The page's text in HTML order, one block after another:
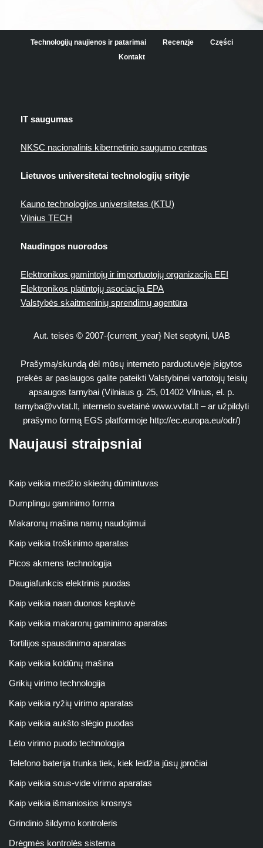
Technologijų naujienos ir patarimai Recenzje
Części
Kontakt
IT saugumas
NKSC nacionalinis kibernetinio saugumo centras
Lietuvos universitetai technologijų srityje
Kauno technologijos universitetas (KTU)
Vilnius TECH
Naudingos nuorodos
Elektronikos gamintojų ir importuotojų organizacija EEI
Elektronikos platintojų asociacija EPA
Valstybės skaitmeninių sprendimų agentūra
Aut. teisės © 2007-{current_year} Net septyni, UAB
Prašymą/skundą dėl mūsų interneto parduotuvėje įsigytos
prekės ar paslaugos galite pateikti Valstybinei vartotojų teisių
apsaugos tarnybai (Vilniaus g. 25, 01402 Vilnius, el. p.
tarnyba@vvtat.lt, interneto svetainė www.vvtat.lt – ar užpildyti
prašymo formą EGS platformoje http://ec.europa.eu/odr/)
Naujausi straipsniai
Kaip veikia medžio skiedrų dūmintuvas
Dumplingu gaminimo forma
Makaronų mašina namų naudojimui
Kaip veikia troškinimo aparatas
Picos akmens technologija
Daugiafunkcis elektrinis puodas
Kaip veikia naan duonos keptuvė
Kaip veikia makaronų gaminimo aparatas
Tortilijos spausdinimo aparatas
Kaip veikia koldūnų mašina
Grikių virimo technologija
Kaip veikia ryžių virimo aparatas
Kaip veikia aukšto slėgio puodas
Lėto virimo puodo technologija
Telefono baterija trunka tiek, kiek leidžia jūsų įpročiai
Kaip veikia sous-vide virimo aparatas
Kaip veikia išmaniosios krosnys
Grindinio šildymo kontroleris
Drėgmės kontrolės sistema